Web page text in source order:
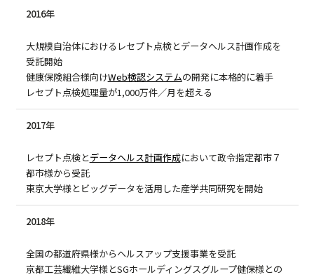
2016年
大規模自治体におけるレセプト点検とデータヘルス計画作成を
受託開始
健康保険組合様向けWeb検認システムの開発に本格的に着手
レセプト点検処理量が1,000万件／月を超える
2017年
レセプト点検とデータヘルス計画作成において政令指定都市７
都市様から受託
東京大学様とビッグデータを活用した産学共同研究を開始
2018年
全国の都道府県様からヘルスアップ支援事業を受託
京都工芸繊維大学様とSGホールディングスグループ健保様との